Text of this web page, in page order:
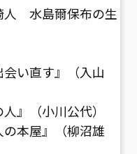
水島爾保布の生
い直す』（入山
』（小川公代）
本屋』（柳沼雄